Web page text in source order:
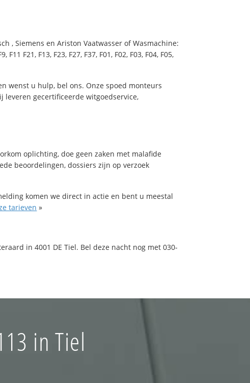
, Siemens en Ariston Vaatwasser of Wasmachine:
F11 F21, F13, F23, F27, F37, F01, F02, F03, F04, F05,
wenst u hulp, bel ons. Onze spoed monteurs
gecertificeerde witgoedservice,
oplichting, doe geen zaken met malafide
beoordelingen, dossiers zijn op verzoek
komen we direct in actie en bent u meestal
tarieven »
in 4001 DE Tiel. Bel deze nacht nog met 030-
in Tiel